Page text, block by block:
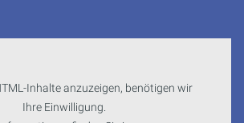
Inhalte anzuzeigen, benötigen wir
Ihre Einwilligung.